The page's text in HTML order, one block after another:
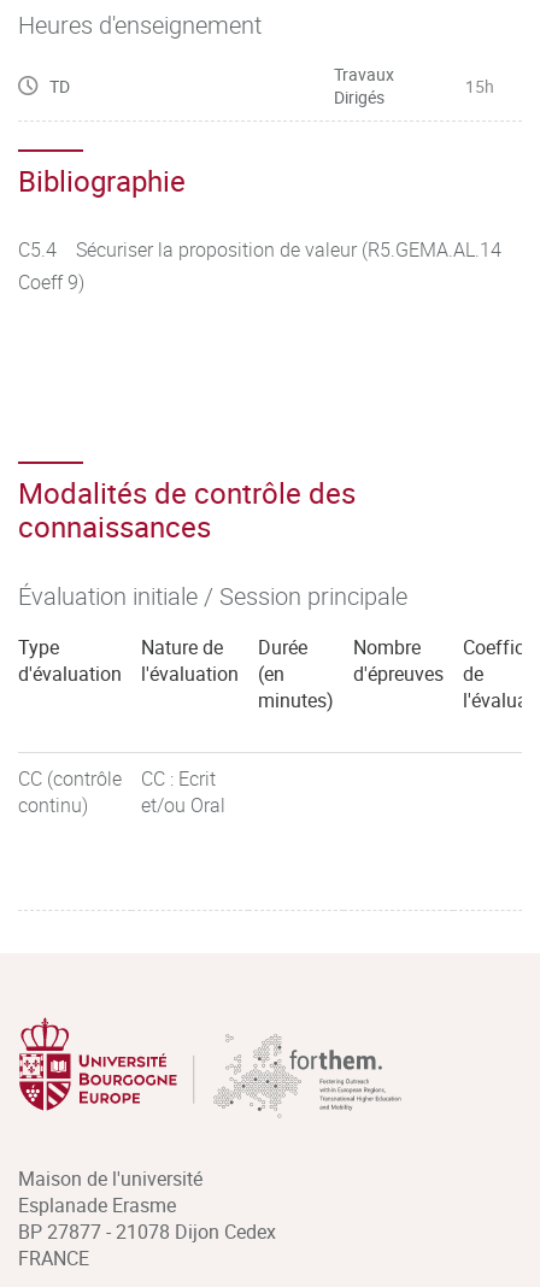
Heures d'enseignement
TD
Travaux
Dirigés
15h
Bibliographie
C5.4 Sécuriser la proposition de valeur (R5.GEMA.AL.14
Coeff 9)
Modalités de contrôle des
connaissances
Évaluation initiale / Session principale
Type
d'évaluation
Nature de
l'évaluation
Durée
(en
minutes)
Nombre
d'épreuves
de
CC (contrôle
continu)
CC : Ecrit
et/ou Oral
Maison de l'université
Esplanade Erasme
BP 27877 - 21078 Dijon Cedex
FRANCE